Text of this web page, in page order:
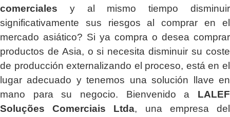
comerciales y al mismo tiempo disminuir
significativamente sus riesgos al comprar en el
mercado asiático? Si ya compra o desea comprar
productos de Asia, o si necesita disminuir su coste
de producción externalizando el proceso, está en el
lugar adecuado y tenemos una solución llave en
mano para su negocio. Bienvenido a LALEF
Soluções Comerciais Ltda, una empresa del